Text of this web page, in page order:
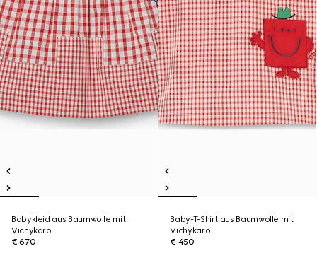
Babykleid aus Baumwolle mit
Vichykaro
€ 670
Baby-T-Shirt aus Baumwolle mit
Vichykaro
€ 450